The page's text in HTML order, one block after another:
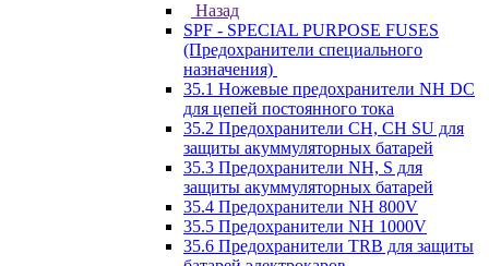
Назад
SPF - SPECIAL PURPOSE FUSES
(Предохранители специального
назначения)
35.1 Ножевые предохранители NH DC
для цепей постоянного тока
35.2 Предохранители CH, CH SU для
защиты акуммуляторных батарей
35.3 Предохранители NH, S для
защиты акуммуляторных батарей
35.4 Предохранители NH 800V
35.5 Предохранители NH 1000V
35.6 Предохранители TRB для защиты